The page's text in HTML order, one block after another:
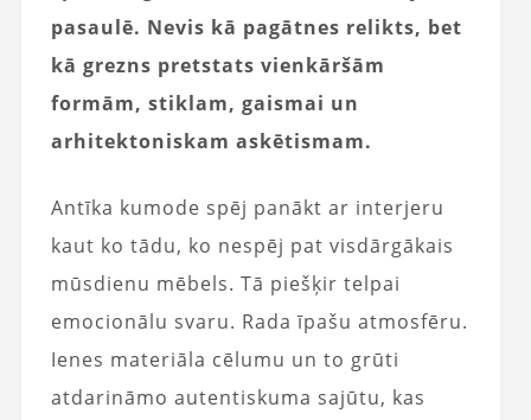
pasaulē. Nevis kā pagātnes relikts, bet
kā grezns pretstats vienkāršām
formām, stiklam, gaismai un
arhitektoniskam askētismam.
Antīka kumode spēj panākt ar interjeru
kaut ko tādu, ko nespēj pat visdārgākais
mūsdienu mēbels. Tā piešķir telpai
emocionālu svaru. Rada īpašu atmosfēru.
Ienes materiāla cēlumu un to grūti
atdarināmo autentiskuma sajūtu, kas